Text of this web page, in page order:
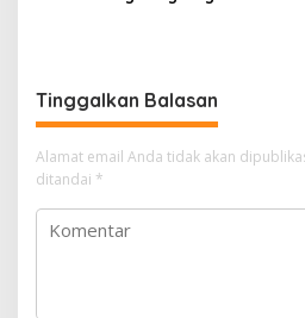
Tinggalkan Balasan
Alamat email Anda tidak akan
ditandai *